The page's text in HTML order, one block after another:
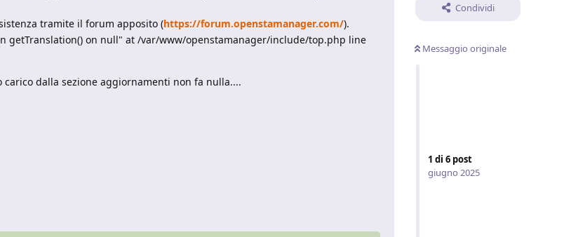
Condividi
Messaggio originale
1 di 6 post
giugno 2025
tramite il forum apposito (https://forum.openstamanager.com/).
getTranslation() on null" at /var/www/openstamanager/include/top.php line
dalla sezione aggiornamenti non fa nulla....